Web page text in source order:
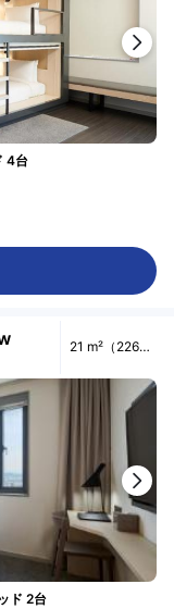
4台
21 m²（226
ド 2台